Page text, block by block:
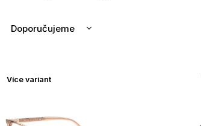
Doporučujeme
Nejprodávanější
Více variant